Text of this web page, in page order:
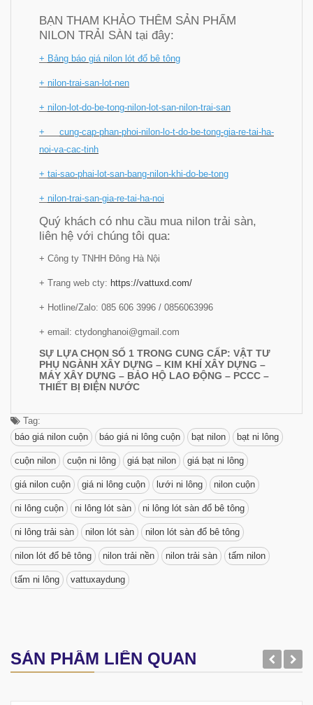
BẠN THAM KHẢO THÊM SẢN PHẨM
NILON TRẢI SÀN tại đây:
+ Bảng báo giá nilon lót đổ bê tông
+ nilon-trai-san-lot-nen
+ nilon-lot-do-be-tong-nilon-lot-san-nilon-trai-san
+ cung-cap-phan-phoi-nilon-lo-t-do-be-tong-gia-re-tai-ha-
noi-va-cac-tinh
+ tai-sao-phai-lot-san-bang-nilon-khi-do-be-tong
+ nilon-trai-san-gia-re-tai-ha-noi
Quý khách có nhu cầu mua nilon trải sàn,
liên hệ với chúng tôi qua:
+ Công ty TNHH Đông Hà Nội
+ Trang web cty: https://vattuxd.com/
+ Hotline/Zalo: 085 606 3996 / 0856063996
+ email: ctydonghanoi@gmail.com
SỰ LỰA CHỌN SỐ 1 TRONG CUNG CẤP: VẬT TƯ
PHỤ NGÀNH XÂY DỰNG – KIM KHÍ XÂY DỰNG –
MÁY XÂY DỰNG – BẢO HỘ LAO ĐỘNG – PCCC –
THIẾT BỊ ĐIỆN NƯỚC
Tag:
báo giá nilon cuộn
báo giá ni lông cuộn bạt nilon bạt ni lông
cuộn nilon cuộn ni lông giá bạt nilon giá bạt ni lông
giá nilon cuộn giá ni lông cuộn lưới ni lông nilon cuộn
ni lông cuộn ni lông lót sàn ni lông lót sàn đổ bê tông
ni lông trải sàn nilon lót sàn nilon lót sàn đổ bê tông
nilon lót đổ bê tông nilon trải nền nilon trải sàn tấm nilon
tấm ni lông vattuxaydung
SẢN PHẨM LIÊN QUAN